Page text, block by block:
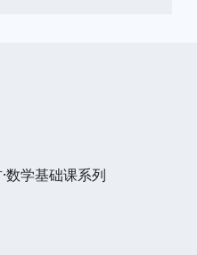
数学基础课系列